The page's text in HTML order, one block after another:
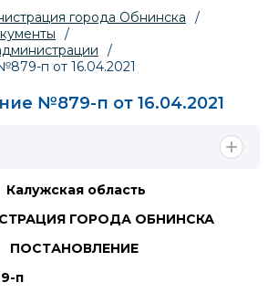
города Обнинска
/
/
/
п от 16.04.2021
№879-п от 16.04.2021
Калужская область
ГОРОДА ОБНИНСКА
ПОСТАНОВЛЕНИЕ
п